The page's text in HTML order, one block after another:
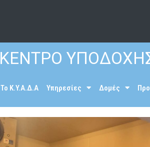
ΚΕΝΤΡΟ
To K.Y.A.Δ.Α Υπηρεσίες Δομές